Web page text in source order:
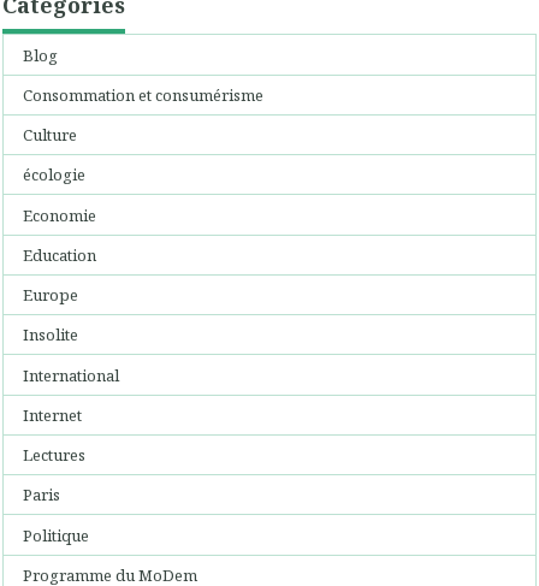
Blog
Consommation et consumérisme
Culture
écologie
Economie
Education
Europe
Insolite
International
Internet
Lectures
Paris
Politique
Programme du MoDem